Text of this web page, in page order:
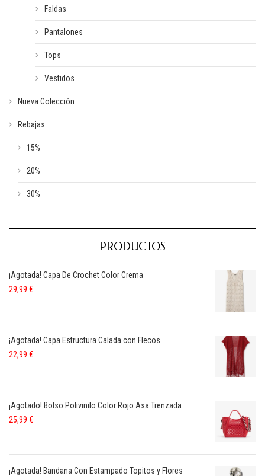
Faldas
Pantalones
Tops
Vestidos
Nueva Colección
Rebajas
15%
20%
30%
PRODUCTOS
¡Agotada! Capa De Crochet Color Crema
29,99 €
¡Agotada! Capa Estructura Calada con Flecos
22,99 €
¡Agotado! Bolso Polivinilo Color Rojo Asa Trenzada
25,99 €
¡Agotada! Bandana Con Estampado Topitos y Flores